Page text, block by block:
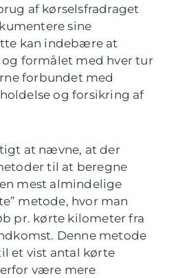
af kørselsfradraget
sine
kan indebære at
formålet med hver tur
forbundet med
og forsikring af
at nævne, at der
til at beregne
mest almindelige
metode, hvor man
pr. kørte kilometer fra
Denne metode
et vist antal kørte
være mere